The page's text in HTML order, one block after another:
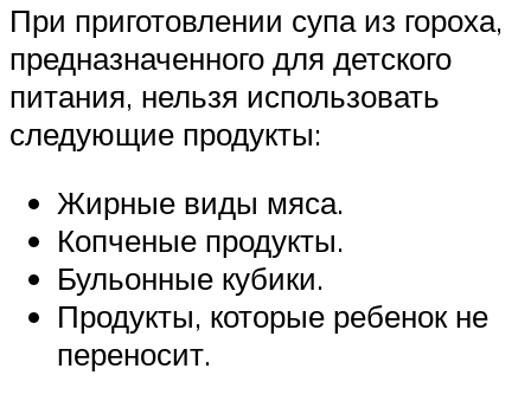
При приготовлении супа из гороха,
предназначенного для детского
питания, нельзя использовать
следующие продукты:
Жирные виды мяса.
Копченые продукты.
Бульонные кубики.
Продукты, которые ребенок не
переносит.